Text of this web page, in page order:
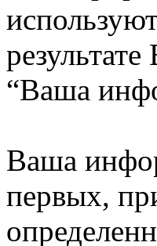
“Ваша
Ваша
первых,